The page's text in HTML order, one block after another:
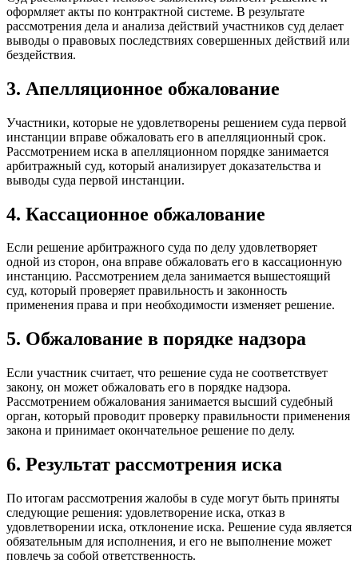
оформляет акты по контрактной системе. В результате
рассмотрения дела и анализа действий участников суд делает
выводы о правовых последствиях совершенных действий или
бездействия.
3. Апелляционное обжалование
Участники, которые не удовлетворены решением суда первой
инстанции вправе обжаловать его в апелляционный срок.
Рассмотрением иска в апелляционном порядке занимается
арбитражный суд, который анализирует доказательства и
выводы суда первой инстанции.
4. Кассационное обжалование
Если решение арбитражного суда по делу удовлетворяет
одной из сторон, она вправе обжаловать его в кассационную
инстанцию. Рассмотрением дела занимается вышестоящий
суд, который проверяет правильность и законность
применения права и при необходимости изменяет решение.
5. Обжалование в порядке надзора
Если участник считает, что решение суда не соответствует
закону, он может обжаловать его в порядке надзора.
Рассмотрением обжалования занимается высший судебный
орган, который проводит проверку правильности применения
закона и принимает окончательное решение по делу.
6. Результат рассмотрения иска
По итогам рассмотрения жалобы в суде могут быть приняты
следующие решения: удовлетворение иска, отказ в
удовлетворении иска, отклонение иска. Решение суда является
обязательным для исполнения, и его не выполнение может
повлечь за собой ответственность.